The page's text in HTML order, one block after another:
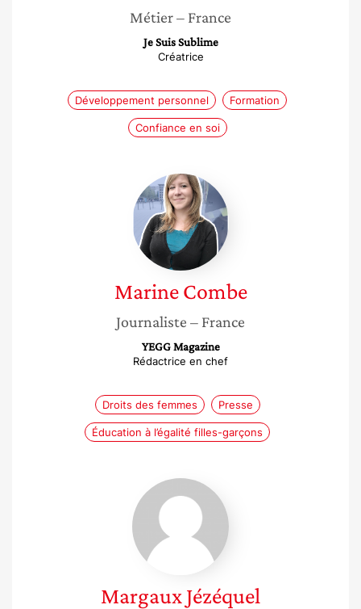
Métier– France
Je Suis Sublime
Créatrice
Développement personnel Formation
Confiance en soi
Marine
Combe
Marine Combe
Journaliste – France
YEGG Magazine
Rédactrice en chef
Droits des femmes Presse
Éducation à l’égalité filles-garçons
Margaux
Jézéquel
MargauxJézéquel